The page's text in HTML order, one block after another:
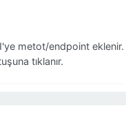
metot/endpoint eklenir.
tıklanır.